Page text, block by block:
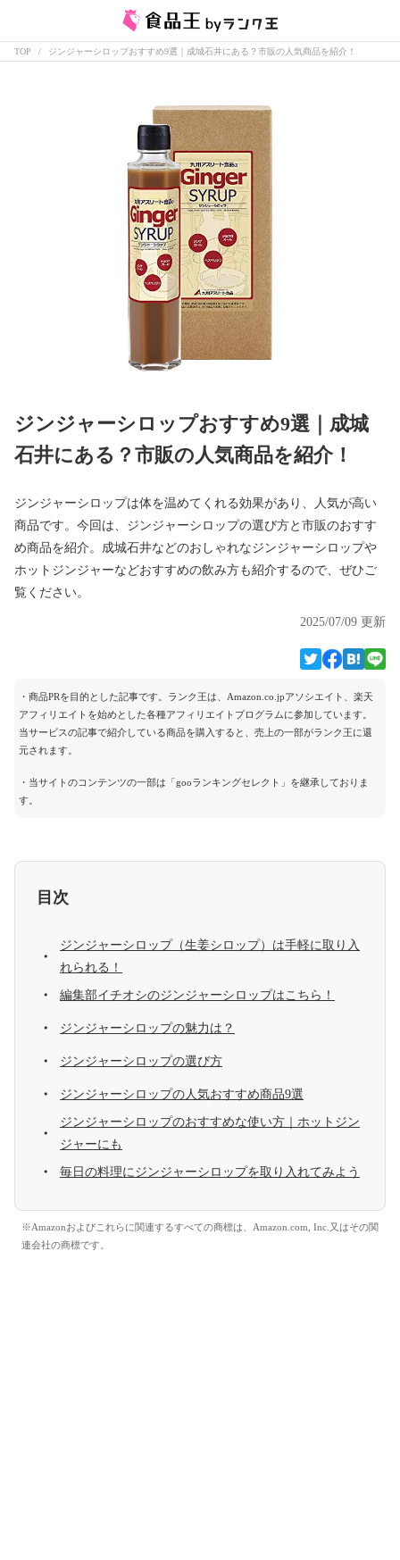
TOP ジンジャーシロップおすすめ9選｜成城石井にある？市販の人気商品を紹介！
ジンジャーシロップおすすめ9選｜成城
石井にある？市販の人気商品を紹介！
ジンジャーシロップは体を温めてくれる効果があり、人気が高い
商品です。今回は、ジンジャーシロップの選び方と市販のおすす
め商品を紹介。成城石井などのおしゃれなジンジャーシロップや
ホットジンジャーなどおすすめの飲み方も紹介するので、ぜひご
覧ください。
2025/07/09 更新
・商品PRを目的とした記事です。ランク王は、Amazon.co.jpアソシエイト、楽天
アフィリエイトを始めとした各種アフィリエイトプログラムに参加しています。
当サービスの記事で紹介している商品を購入すると、売上の一部がランク王に還
元されます。
・当サイトのコンテンツの一部は「gooランキングセレクト」を継承しておりま
す。
目次
ジンジャーシロップ（生姜シロップ）は手軽に取り入
れられる！
編集部イチオシのジンジャーシロップはこちら！
ジンジャーシロップの魅力は？
ジンジャーシロップの選び方
ジンジャーシロップの人気おすすめ商品9選
ジンジャーシロップのおすすめな使い方｜ホットジン
ジャーにも
毎日の料理にジンジャーシロップを取り入れてみよう
※Amazonおよびこれらに関連するすべての商標は、Amazon.com, Inc.又はその関
連会社の商標です。